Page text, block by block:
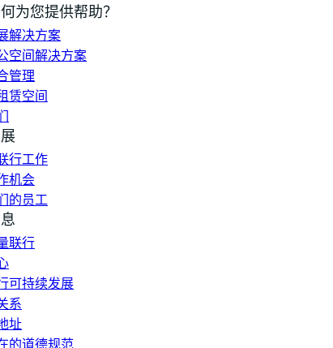
为您提供帮助？
解决方案
空间解决方案
管理
赁空间
行工作
机会
的员工
联行
可持续发展
系
址